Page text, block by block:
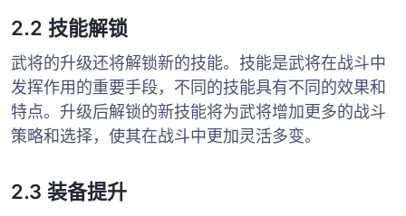
2.2 技能解锁
武将的升级还将解锁新的技能。技能是武将在战斗中
发挥作用的重要手段，不同的技能具有不同的效果和
特点。升级后解锁的新技能将为武将增加更多的战斗
策略和选择，使其在战斗中更加灵活多变。
2.3 装备提升